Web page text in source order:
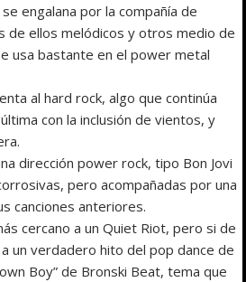
engalana por la compañía de
de ellos melódicos y otros medio de
usa bastante en el power metal
al hard rock, algo que continúa
con la inclusión de vientos, y
dirección power rock, tipo Bon Jovi
pero acompañadas por una
canciones anteriores.
cercano a un Quiet Riot, pero si de
un verdadero hito del pop dance de
Boy” de Bronski Beat, tema que